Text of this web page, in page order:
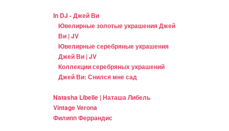
In DJ - Джей Ви
Ювелирные золотые украшения Джей
Ви | JV
Ювелирные серебряные украшения
Джей Ви | JV
Коллекции серебряных украшений
Джей Ви: Снился мне сад
Natasha Libelle | Наташа Либель
Vintage Verona
Филипп Феррандис